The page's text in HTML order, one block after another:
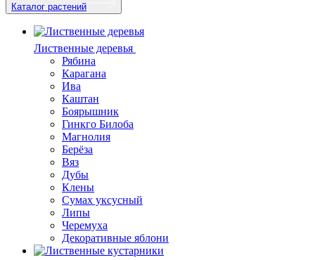
Каталог растений
Лиственные деревья
Рябина
Карагана
Ива
Каштан
Боярышник
Гинкго Билоба
Магнолия
Берёза
Вяз
Дубы
Клены
Сумах уксусный
Липы
Черемуха
Декоративные яблони